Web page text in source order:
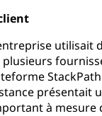
utilisait
plusieurs
présentait
à mesure